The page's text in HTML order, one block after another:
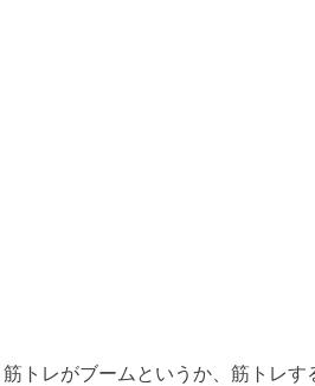
筋トレがブームというか、筋トレ